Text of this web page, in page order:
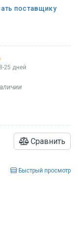
поставщику
25 дней
Сравнить
Быстрый просмотр